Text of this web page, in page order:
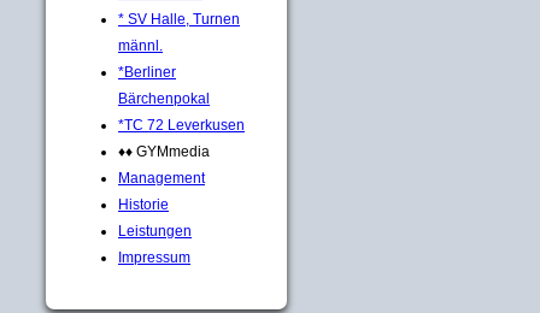
* SV Halle, Turnen
männl.
*Berliner
Bärchenpokal
*TC 72 Leverkusen
♦♦ GYMmedia
Management
Historie
Leistungen
Impressum